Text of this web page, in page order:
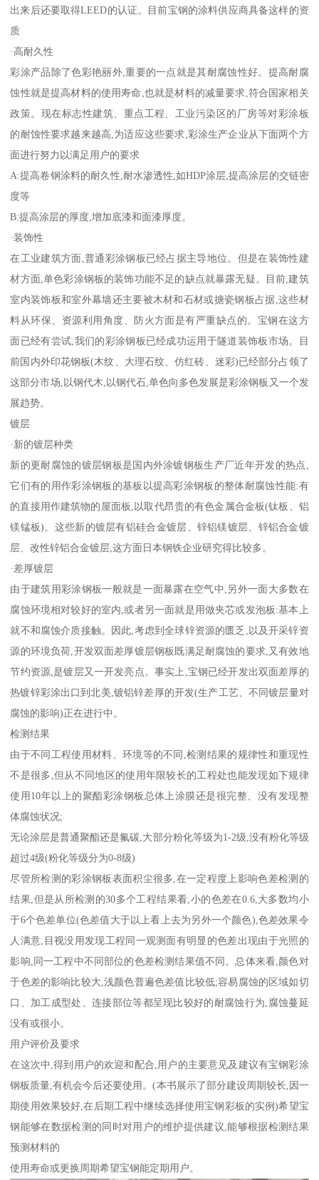
出来后还要取得LEED的认证。目前宝钢的涂料供应商具备这样的资
质
·高耐久性
彩涂产品除了色彩艳丽外,重要的一点就是其耐腐蚀性好。提高耐腐
蚀性就是提高材料的使用寿命,也就是材料的减量要求,符合国家相关
政策。现在标志性建筑、重点工程、工业污染区的厂房等对彩涂板
的耐蚀性要求越来越高,为适应这些要求,彩涂生产企业从下面两个方
面进行努力以满足用户的要求
A:提高卷钢涂料的耐久性,耐水渗透性,如HDP涂层,提高涂层的交链密
度等
B:提高涂层的厚度,增加底漆和面漆厚度。
·装饰性
在工业建筑方面,普通彩涂钢板已经占据主导地位。但是在装饰性建
材方面,单色彩涂钢板的装饰功能不足的缺点就暴露无疑。目前,建筑
室内装饰板和室外幕墙还主要被木材和石材或搪瓷钢板占据,这些材
料从环保、资源利用角度、防火方面是有严重缺点的。宝钢在这方
面已经有尝试,我们的彩涂钢板已经成功运用于隧道装饰板市场。目
前国内外印花钢板(木纹、大理石纹、仿红砖、迷彩)已经部分占领了
这部分市场,以钢代木,以钢代石,单色向多色发展是彩涂钢板又一个发
展趋势。
镀层
·新的镀层种类
新的更耐腐蚀的镀层钢板是国内外涂镀钢板生产厂近年开发的热点,
它们有的用作彩涂钢板的基板以提高彩涂钢板的整体耐腐蚀性能:有
的直接用作建筑物的屋面板,以取代昂贵的有色金属合金板(钛板、铝
镁锰板)。这些新的镀层有铝硅合金镀层、锌铝镁镀层、锌铝合金镀
层、改性锌铝合金镀层,这方面日本钢铁企业研究得比较多。
·差厚镀层
由于建筑用彩涂钢板一般就是一面暴露在空气中,另外一面大多数在
腐蚀环境相对较好的室内,或者另一面就是用做夹芯或发泡板:基本上
就不和腐蚀介质接触。因此,考虑到全球锌资源的匮乏,以及开采锌资
源的环境负荷,开发双面差厚镀层钢板既满足耐腐蚀的要求,又有效地
节约资源,是镀层又一开发亮点。事实上,宝钢已经开发出双面差厚的
热镀锌彩涂出口到北美,镀铝锌差厚的开发(生产工艺、不同镀层量对
腐蚀的影响)正在进行中。
检测结果
由于不同工程使用材料、环境等的不同,检测结果的规律性和重现性
不是很多,但从不同地区的使用年限较长的工程处也能发现如下规律
使用10年以上的聚酯彩涂钢板总体上涂膜还是很完整、没有发现整
体腐蚀状况;
无论涂层是普通聚酯还是氟碳,大部分粉化等级为1-2级,没有粉化等级
超过4级(粉化等级分为0-8级)
尽管所检测的彩涂钢板表面积尘很多,在一定程度上影响色差检测的
结果,但是从所检测的30多个工程结果看,小的色差在0.6,大多数均小
于6个色差单位(色差值大于以上看上去为另外一个颜色),色差效果令
人满意,目视没用发现工程同一观测面有明显的色差出现由于光照的
影响,同一工程中不同部位的色差检测结果值不同。总体来看,颜色对
于色差的影响比较大,浅颜色普遍色差值比较低;容易腐蚀的区域如切
口、加工成型处、连接部位等都呈现比较好的耐腐蚀行为,腐蚀蔓延
没有或很小。
用户评价及要求
在这次中,得到用户的欢迎和配合,用户的主要意见及建议有宝钢彩涂
钢板质量,有机会今后还要使用。(本书展示了部分建设周期较长,因一
期使用效果较好,在后期工程中继续选择使用宝钢彩板的实例)希望宝
钢能够在数据检测的同时对用户的维护提供建议,能够根据检测结果
预测材料的
使用寿命或更换周期希望宝钢能定期用户。